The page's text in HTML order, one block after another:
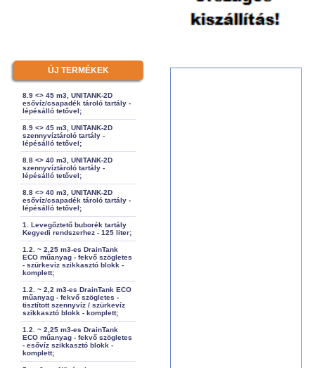
ÚJ TERMÉKEK
8.9 <> 45 m3, UNITANK-2D
esővíz/csapadék tároló tartály -
lépésálló tetővel;
8.9 <> 45 m3, UNITANK-2D
szennyvíztároló tartály -
lépésálló tetővel;
8.8 <> 40 m3, UNITANK-2D
szennyvíztároló tartály -
lépésálló tetővel;
8.8 <> 40 m3, UNITANK-2D
esővíz/csapadék tároló tartály -
lépésálló tetővel;
1. Levegőztető buborék tartály
Kegyedi rendszerhez - 125 liter;
1.2. ~ 2,25 m3-es DrainTank
ECO műanyag - fekvő szögletes
- szürkevíz szikkasztó blokk -
komplett;
1.2. ~ 2,2 m3-es DrainTank ECO
műanyag - fekvő szögletes -
tisztított szennyvíz / szürkevíz
szikkasztó blokk - komplett;
1.2. ~ 2,25 m3-es DrainTank
ECO műanyag - fekvő szögletes
- esővíz szikkasztó blokk -
komplett;